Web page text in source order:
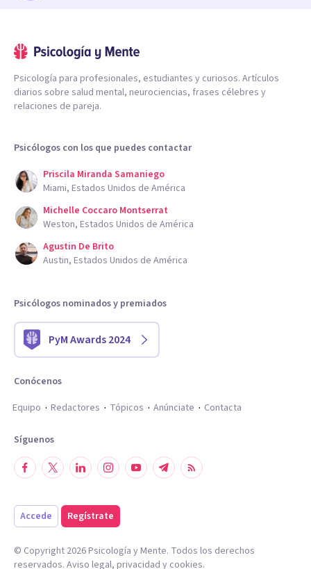
Psicología para profesionales, estudiantes y curiosos. Artículos
diarios sobre salud mental, neurociencias, frases célebres y
relaciones de pareja.
Psicólogos con los que puedes contactar
Priscila Miranda Samaniego
Miami, Estados Unidos de América
Michelle Coccaro Montserrat
Weston, Estados Unidos de América
Agustin De Brito
Austin, Estados Unidos de América
Psicólogos nominados y premiados
PyM Awards 2024
Conócenos
Equipo
Redactores Tópicos Anúnciate Contacta
Síguenos
Accede Regístrate
© Copyright 2026Psicología y Mente. Todos los derechos
reservados. Aviso legal, privacidad y cookies.